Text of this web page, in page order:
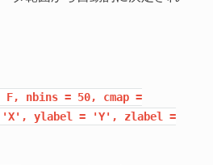
F, nbins = 50, cmap =
'X', ylabel = 'Y', zlabel
=